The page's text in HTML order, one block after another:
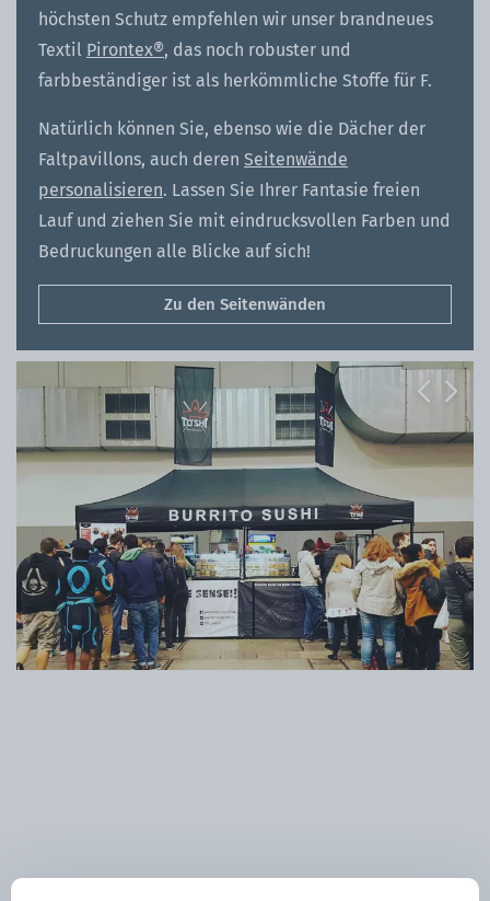
höchsten Schutz empfehlen wir unser brandneues
Textil Pirontex®, das noch robuster und
farbbeständiger ist als herkömmliche Stoffe für F.
Natürlich können Sie, ebenso wie die Dächer der
Faltpavillons, auch deren Seitenwände
personalisieren. Lassen Sie Ihrer Fantasie freien
Lauf und ziehen Sie mit eindrucksvollen Farben und
Bedruckungen alle Blicke auf sich!
Zu den Seitenwänden
Previous
Next